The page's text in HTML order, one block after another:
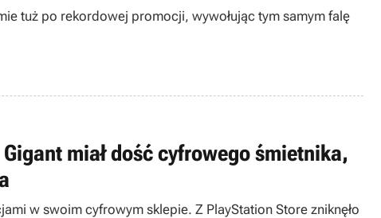
tuż po rekordowej promocji, wywołując tym samym falę
miał dość cyfrowego śmietnika,
w swoim cyfrowym sklepie. Z PlayStation Store zniknęło